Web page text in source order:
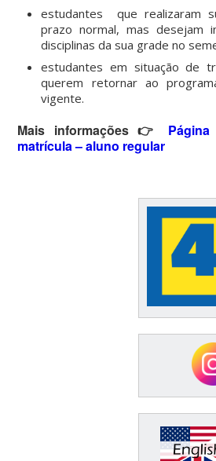
estudantes que realizaram
prazo normal, mas desejam
disciplinas da sua grade no
estudantes em situação de
querem retornar ao
vigente.
Mais informações👉
matrícula – aluno regular